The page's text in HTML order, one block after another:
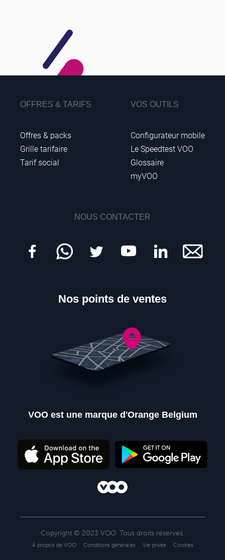
Nos points de ventes
Contactez-nous
OFFRES & TARIFS
Offres & packs
Grille tarifaire
Tarif social
VOS OUTILS
Configurateur mobile
Le Speedtest VOO
Glossaire
myVOO
NOUS CONTACTER
Nos points de ventes
VOO est une marque d'Orange Belgium
Copyright © 2023 VOO. Tous droits réservés.
À propos de VOO Conditions générales Vie privée Cookies